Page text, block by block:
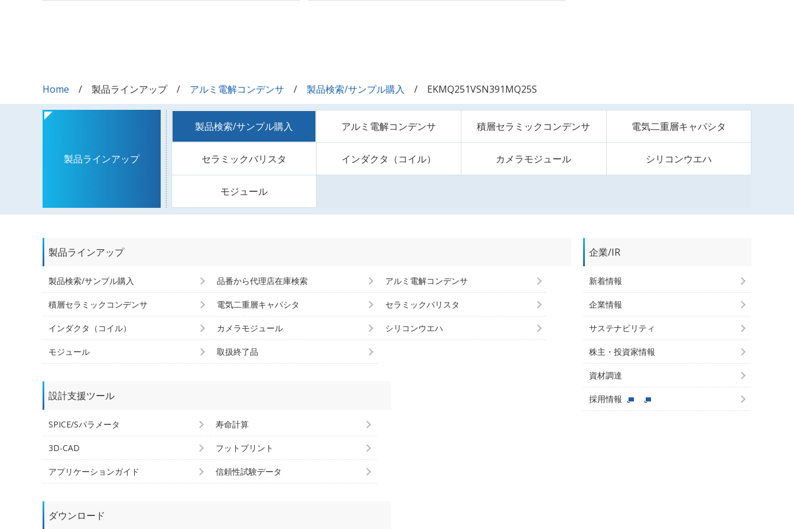
Home 製品ラインアップ アルミ電解コンデンサ 製品検索/サンプル購入 EKMQ251VSN391MQ25S
製品ラインアップ
製品検索/サンプル購入 アルミ電解コンデンサ 積層セラミックコンデンサ 電気二重層キャパシタ
セラミックバリスタ インダクタ（コイル） カメラモジュール シリコンウエハ
モジュール
製品ラインアップ
製品検索/サンプル購入 品番から代理店在庫検索 アルミ電解コンデンサ
積層セラミックコンデンサ 電気二重層キャパシタ セラミックバリスタ
インダクタ（コイル） カメラモジュール シリコンウエハ
モジュール 取扱終了品
設計支援ツール
SPICE/Sパラメータ 寿命計算
3D-CAD フットプリント
アプリケーションガイド 信頼性試験データ
ダウンロード
企業/IR
新着情報
企業情報
サステナビリティ
株主・投資家情報
資材調達
採用情報